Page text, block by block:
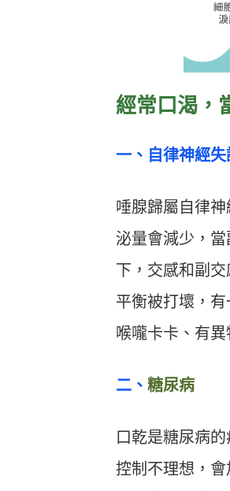
經常口渴，
一、自律神經失
唾腺歸屬自律
泌量會減少，
下，交感和副
平衡被打壞，
喉嚨卡卡、有異
二、 糖尿病
口乾是糖尿病
控制不理想，